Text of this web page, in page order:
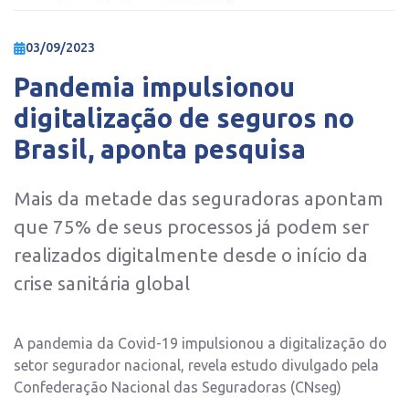
03/09/2023
Pandemia impulsionou
digitalização de seguros no
Brasil, aponta pesquisa
Mais da metade das seguradoras apontam
que 75% de seus processos já podem ser
realizados digitalmente desde o início da
crise sanitária global
A pandemia da Covid-19 impulsionou a digitalização do
setor segurador nacional, revela estudo divulgado pela
Confederação Nacional das Seguradoras (CNseg)